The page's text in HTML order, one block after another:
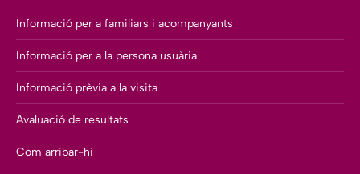
Informació per a familiars i acompanyants
Informació per a la persona usuària
Informació prèvia a la visita
Avaluació de resultats
Com arribar-hi